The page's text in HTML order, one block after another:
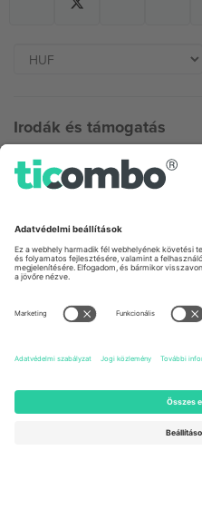
Irodák és támogatás
Germany
Unter den Linden 24, 10117
United States
Newark, Delaware 19713, United
Regus Sofia City West, bul
Totleben 53-55, 1606 Sofia,